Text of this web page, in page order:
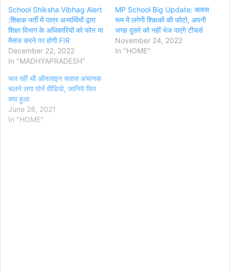
School Shiksha Vibhag Alert
:शिक्षक भर्ती में पात्र अभ्यर्थियों द्वारा
शिक्षा विभाग के अ‍धिकारियों को फोन या
मैसंज करने पर होगी FIR
December 22, 2022
In "MADHYAPRADESH"
MP School Big Update: क्लास
रूम में लगेगी शिक्षकों की फोटो, अपनी
जगह दूसरे को नहीं भेज पाएंगे टीचर्स
November 24, 2022
In "HOME"
चल रही थी ऑनलाइन क्लास अचानक
चलने लगा पोर्न वीडियो, जानिये फिर
क्या हुआ
June 28, 2021
In "HOME"